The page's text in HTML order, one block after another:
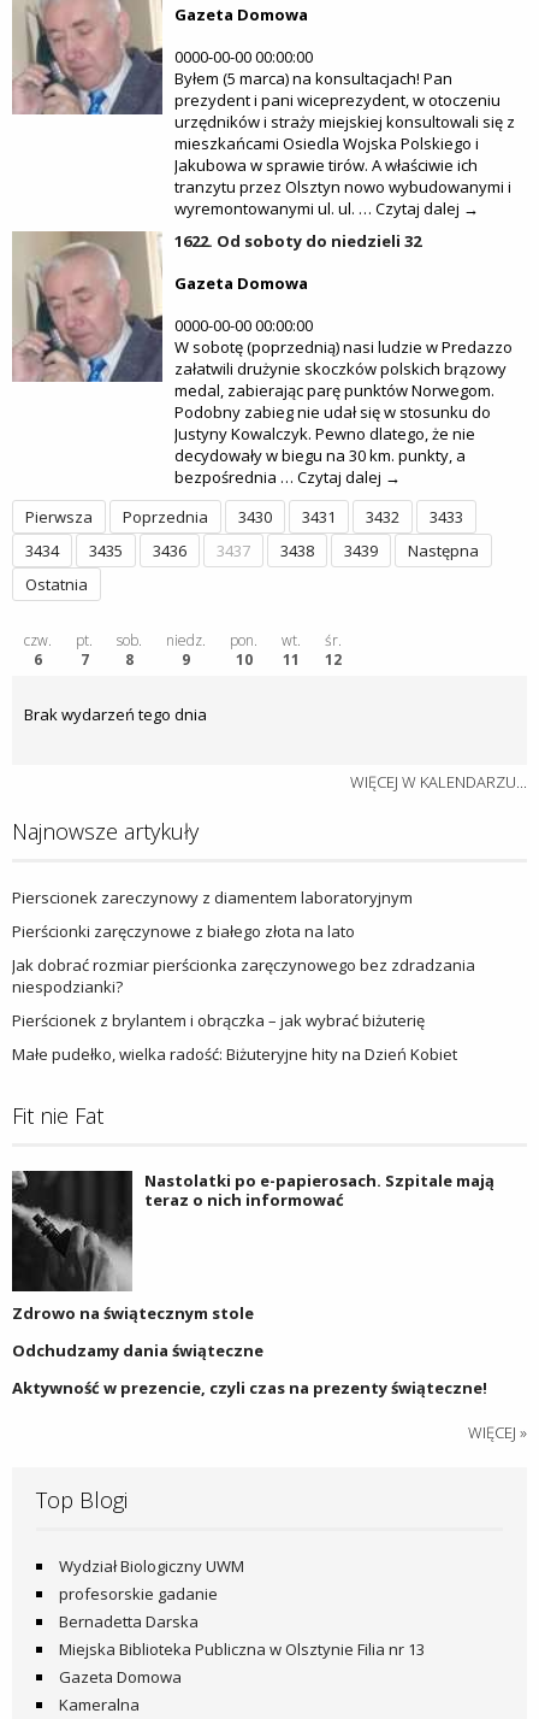
Gazeta Domowa
0000-00-00 00:00:00
Byłem (5 marca) na konsultacjach! Pan
prezydent i pani wiceprezydent, w otoczeniu
urzędników i straży miejskiej konsultowali się z
mieszkańcami Osiedla Wojska Polskiego i
Jakubowa w sprawie tirów. A właściwie ich
tranzytu przez Olsztyn nowo wybudowanymi i
wyremontowanymi ul. ul. … Czytaj dalej →
1622. Od soboty do niedzieli 32
Gazeta Domowa
0000-00-00 00:00:00
W sobotę (poprzednią) nasi ludzie w Predazzo
załatwili drużynie skoczków polskich brązowy
medal, zabierając parę punktów Norwegom.
Podobny zabieg nie udał się w stosunku do
Justyny Kowalczyk. Pewno dlatego, że nie
decydowały w biegu na 30 km. punkty, a
bezpośrednia … Czytaj dalej →
Pierwsza
Poprzednia 3430 3431 3432
3433
3434
3435 3436 3437 3438 3439
Następna
Ostatnia
czw.
6
pt.
7
sob.
8
niedz.
9
pon.
10
wt.
11
śr.
12
Brak wydarzeń tego dnia
WIĘCEJ W KALENDARZU...
Najnowsze artykuły
Pierscionek zareczynowy z diamentem laboratoryjnym
Pierścionki zaręczynowe z białego złota na lato
Jak dobrać rozmiar pierścionka zaręczynowego bez zdradzania
niespodzianki?
Pierścionek z brylantem i obrączka – jak wybrać biżuterię
Małe pudełko, wielka radość: Biżuteryjne hity na Dzień Kobiet
Fit nie Fat
Nastolatki po e-papierosach. Szpitale mają
teraz o nich informować
Zdrowo na świątecznym stole
Odchudzamy dania świąteczne
Aktywność w prezencie, czyli czas na prezenty świąteczne!
WIĘCEJ »
Top Blogi
Wydział Biologiczny UWM
profesorskie gadanie
Bernadetta Darska
Miejska Biblioteka Publiczna w Olsztynie Filia nr 13
Gazeta Domowa
Kameralna